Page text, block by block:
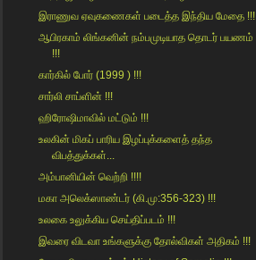
இராணுவ ஏவுகணைகள் படைத்த இந்திய மேதை !!!
ஆபிரகாம் லிங்கனின் நம்பமுடியாத தொடர் பயணம்
!!!
கார்கில் போர் (1999 ) !!!
சார்லி சாப்ளின் !!!
ஹிரோஷிமாவில் மட்டும் !!!
உலகின் மிகப் பாரிய இழப்புக்களைத் தந்த
விபத்துக்கள்...
அம்பானியின் வெற்றி !!!!
மகா அலெக்ஸாண்டர் (கி.மு:356-323) !!!
உலகை உலுக்கிய செய்திப்படம் !!!
இவரை விடவா உங்களுக்கு தோல்விகள் அதிகம் !!!